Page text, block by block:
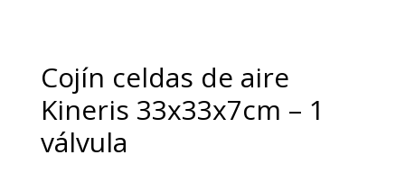
Cojín celdas de aire
Kineris 33x33x7cm – 1
válvula